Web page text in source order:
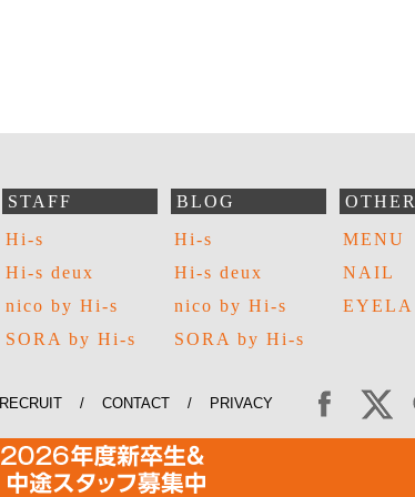
STAFF
Hi-s
Hi-s deux
nico by Hi-s
SORA by Hi-s
BLOG
Hi-s
Hi-s deux
nico by Hi-s
SORA by Hi-s
MENU
NAIL
RECRUIT/ CONTACT/ PRIVACY